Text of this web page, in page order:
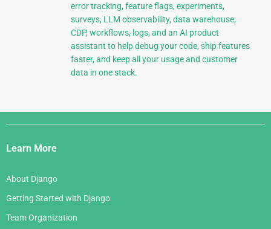
error tracking, feature flags, experiments,
surveys, LLM observability, data warehouse,
CDP, workflows, logs, and an AI product
assistant to help debug your code, ship features
faster, and keep all your usage and customer
data in one stack.
Django
Links
Learn More
About Django
Getting Started with Django
Team Organization